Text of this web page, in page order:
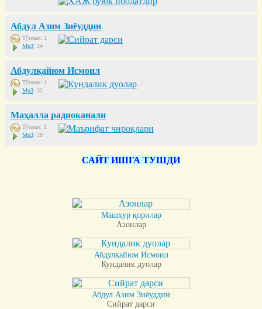
Абдул Азим Зиёуддин
Тўплам: 1
Mp3: 24
Абдулқайюм Исмоил
Тўплам: 1
Mp3: 32
Маҳалла радиоканали
Тўплам: 1
Mp3: 28
САЙТ ИШГА ТУШДИ
Машҳур қорилар
Азонлар
Абдулқайюм Исмоил
Кундалик дуолар
Абдул Азим Зиёуддин
Сийрат дарси